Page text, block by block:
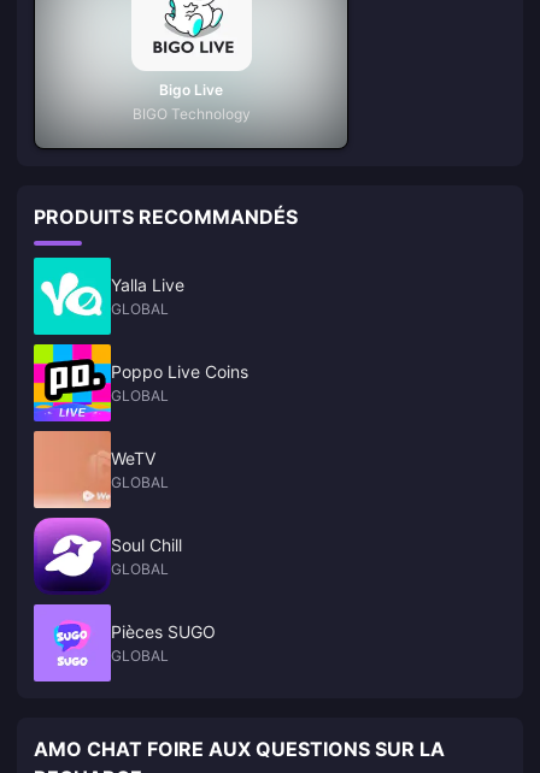
Bigo Live
BIGO Technology
PRODUITS RECOMMANDÉS
Yalla Live
GLOBAL
Poppo Live Coins
GLOBAL
WeTV
GLOBAL
Soul Chill
GLOBAL
Pièces SUGO
GLOBAL
AMO CHAT FOIRE AUX QUESTIONS SUR LA